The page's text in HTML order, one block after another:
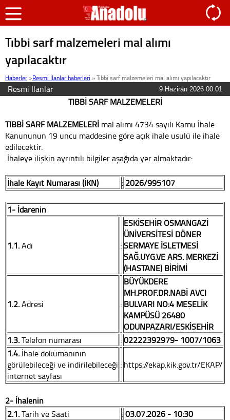
Tıbbi sarf malzemeleri mal alımı
yapılacaktır
Haberler >Resmi İlanlar haberleri »Tıbbi sarf malzemeleri mal alımı yapılacaktır
Resmi İlanlar 9 Haziran 2026 00:01
TIBBİ SARF MALZEMELERİ
TIBBİ SARF MALZEMELERİ mal alımı 4734 sayılı Kamu İhale
Kanununun 19 uncu maddesine göre açık ihale usulü ile ihale
edilecektir.
İhaleye ilişkin ayrıntılı bilgiler aşağıda yer almaktadır:
İhale Kayıt Numarası (İKN) : 2026/995107
1- İdarenin
1.1.Adı :
ESKİŞEHİR OSMANGAZİ
ÜNİVERSİTESİ DÖNER
SERMAYE İŞLETMESİ
SAĞ.UYG.VE ARŞ. MERKEZİ
(HASTANE) BİRİMİ
1.2.Adresi :
BÜYÜKDERE
MH.PROF.DR.NABİ AVCI
BULVARI NO:4 MEŞELİK
KAMPÜSÜ 26480
ODUNPAZARI/ESKİŞEHİR
1.3.Telefon numarası :02222392979- 1007/1063
1.4. İhale dokümanının
görülebileceği ve indirilebileceği
internet sayfası
: https://ekap.kik.gov.tr/EKAP/
2- İhalenin
2.1.Tarih ve Saati :03.07.2026 - 10:30